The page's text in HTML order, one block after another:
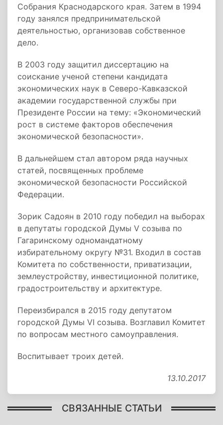
Собрания Краснодарского края. Затем в 1994
году занялся предпринимательской
деятельностью, организовав собственное
дело.
В 2003 году защитил диссертацию на
соискание ученой степени кандидата
экономических наук в Северо-Кавказской
академии государственной службы при
Президенте России на тему: «Экономический
рост в системе факторов обеспечения
экономической безопасности».
В дальнейшем стал автором ряда научных
статей, посвященных проблеме
экономической безопасности Российской
Федерации.
Зорик Садоян в 2010 году победил на выборах
в депутаты городской Думы V созыва по
Гагаринскому одномандатному
избирательному округу №31. Входил в состав
Комитета по собственности, приватизации,
землеустройству, инвестиционной политике,
градостроительству и архитектуре.
Переизбирался в 2015 году депутатом
городской Думы VI созыва. Возглавил Комитет
по вопросам местного самоуправления.
Воспитывает троих детей.
13.10.2017
СВЯЗАННЫЕ СТАТЬИ